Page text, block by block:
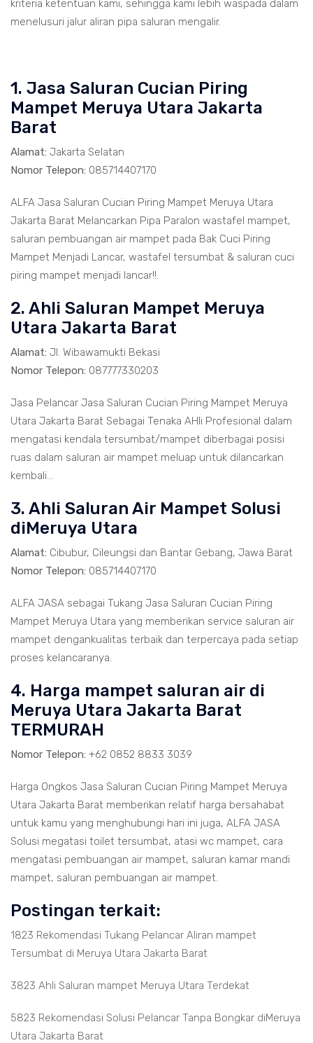
kriteria ketentuan kami, sehingga kami lebih waspada dalam
menelusuri jalur aliran pipa saluran mengalir.
1. Jasa Saluran Cucian Piring
Mampet Meruya Utara Jakarta
Barat
Alamat: Jakarta Selatan
Nomor Telepon: 085714407170
ALFA Jasa Saluran Cucian Piring Mampet Meruya Utara
Jakarta Barat Melancarkan Pipa Paralon wastafel mampet,
saluran pembuangan air mampet pada Bak Cuci Piring
Mampet Menjadi Lancar, wastafel tersumbat & saluran cuci
piring mampet menjadi lancar!!.
2. Ahli Saluran Mampet Meruya
Utara Jakarta Barat
Alamat: Jl. Wibawamukti Bekasi
Nomor Telepon: 087777330203
Jasa Pelancar Jasa Saluran Cucian Piring Mampet Meruya
Utara Jakarta Barat Sebagai Tenaka AHli Profesional dalam
mengatasi kendala tersumbat/mampet diberbagai posisi
ruas dalam saluran air mampet meluap untuk dilancarkan
kembali...
3. Ahli Saluran Air Mampet Solusi
diMeruya Utara
Alamat: Cibubur, Cileungsi dan Bantar Gebang, Jawa Barat
Nomor Telepon: 085714407170
ALFA JASA sebagai Tukang Jasa Saluran Cucian Piring
Mampet Meruya Utara yang memberikan service saluran air
mampet dengankualitas terbaik dan terpercaya pada setiap
proses kelancaranya.
4. Harga mampet saluran air di
Meruya Utara Jakarta Barat
TERMURAH
Nomor Telepon: +62 0852 8833 3039
Harga Ongkos Jasa Saluran Cucian Piring Mampet Meruya
Utara Jakarta Barat memberikan relatif harga bersahabat
untuk kamu yang menghubungi hari ini juga, ALFA JASA
Solusi megatasi toilet tersumbat, atasi wc mampet, cara
mengatasi pembuangan air mampet, saluran kamar mandi
mampet, saluran pembuangan air mampet.
Postingan terkait:
1823 Rekomendasi Tukang Pelancar Aliran mampet
Tersumbat di Meruya Utara Jakarta Barat
3823 Ahli Saluran mampet Meruya Utara Terdekat
5823 Rekomendasi Solusi Pelancar Tanpa Bongkar diMeruya
Utara Jakarta Barat